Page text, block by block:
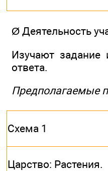
Ø Деятельность
Изучают задание
ответа.
Предполагаемые
Схема 1
Царство: Растения.